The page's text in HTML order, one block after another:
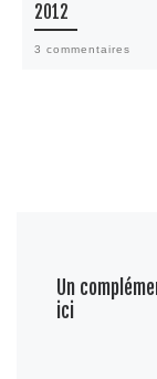
2012
3 commentaires
Un
ici